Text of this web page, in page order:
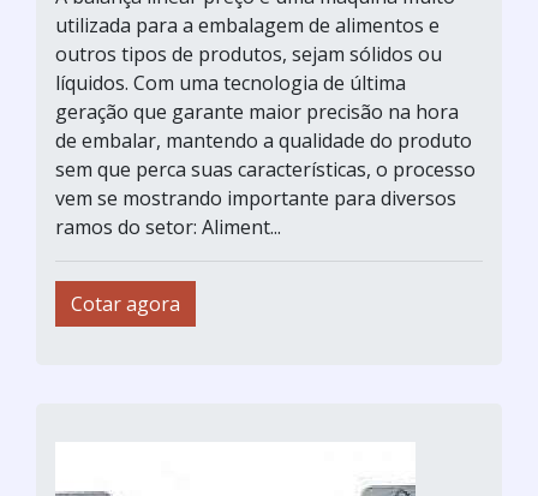
utilizada para a embalagem de alimentos e
outros tipos de produtos, sejam sólidos ou
líquidos. Com uma tecnologia de última
geração que garante maior precisão na hora
de embalar, mantendo a qualidade do produto
sem que perca suas características, o processo
vem se mostrando importante para diversos
ramos do setor: Aliment...
Cotar agora